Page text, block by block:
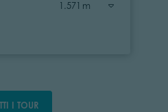
1.571 m
I TOUR